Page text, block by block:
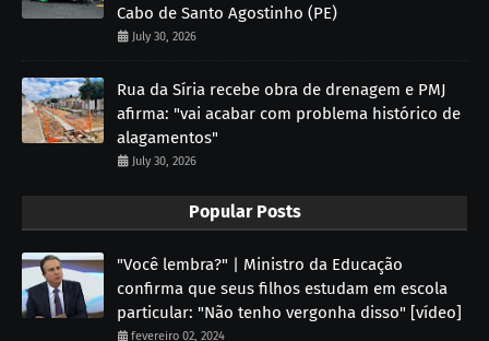
Cabo de Santo Agostinho (PE)
July 30, 2026
Rua da Síria recebe obra de drenagem e PMJ
afirma: "vai acabar com problema histórico de
alagamentos"
July 30, 2026
Popular Posts
"Você lembra?" | Ministro da Educação
confirma que seus filhos estudam em escola
particular: "Não tenho vergonha disso" [vídeo]
fevereiro 02, 2024